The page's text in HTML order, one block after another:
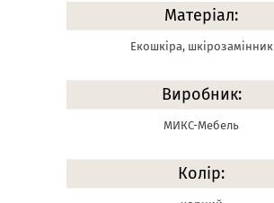
Матеріал:
Екошкіра, шкірозамінник
Виробник:
МИКС-Мебель
Колір: